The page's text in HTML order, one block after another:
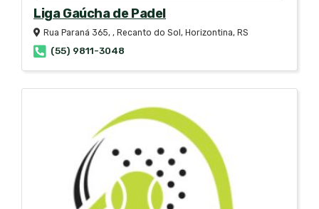
Liga Gaúcha de Padel
Rua Paraná 365, , Recanto do Sol, Horizontina, RS
(55) 9811-3048